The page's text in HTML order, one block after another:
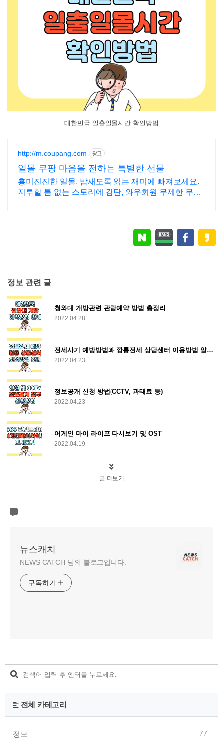
대한민국 일출일몰시간 확인방법
http://m.coupang.com 광고
일몰 쿠팡 마음을 전하는 특별한 선물
흥미진진한 일몰, 밤새도록 읽는 재미에 빠져보세요.
지루할 틈 없는 스토리에 감탄, 와우회원 무제한 무료
정보 관련 글
청와대 개방관련 관람예약 방법 총정리
2022.04.28
전세사기 예방방법과 깡통전세 상담센터 이용방법 알아보기
2022.04.23
정보공개 신청 방법(CCTV, 과태료 등)
2022.04.23
어게인 마이 라이프 다시보기 및 OST
2022.04.19
글 더보기
뉴스캐치
NEWS CATCH 님의 블로그입니다.
구독하기
전체 카테고리
정보 77